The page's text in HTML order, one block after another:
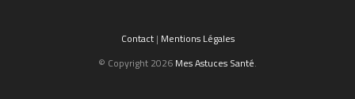
Contact| Mentions Légales
© Copyright 2026 Mes Astuces Santé.